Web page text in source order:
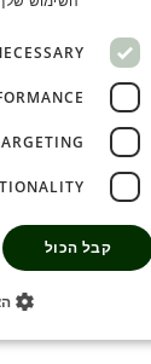
SERBIAN-2
קבל הכול